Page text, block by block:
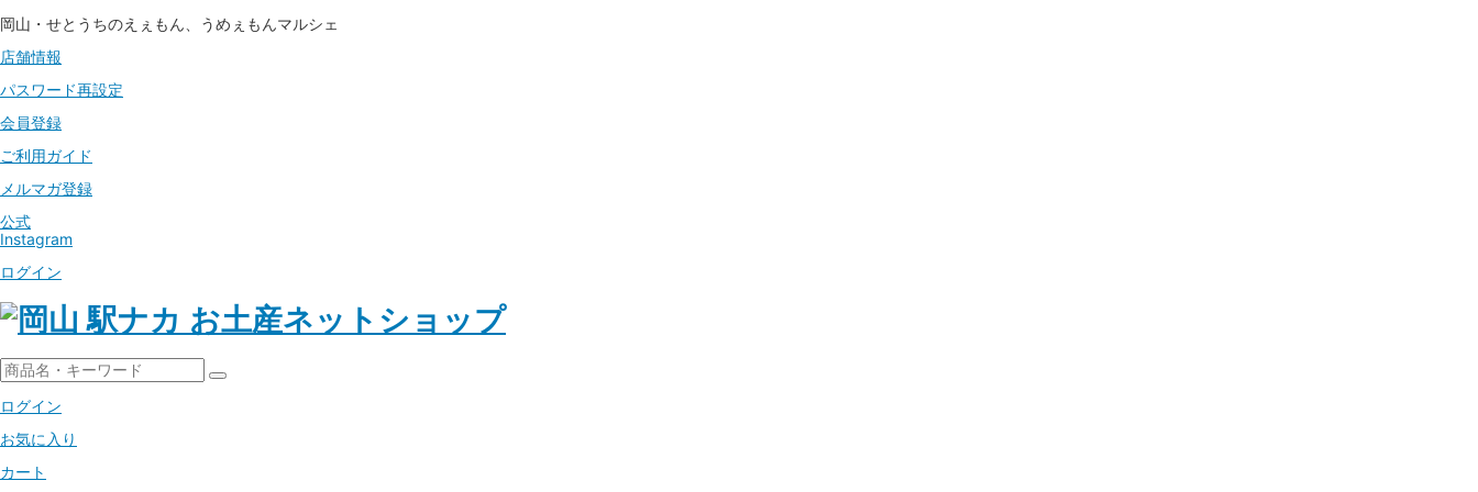
岡山・せとうちのえぇもん、うめぇもんマルシェ
店舗情報
パスワード再設定
会員登録
ご利用ガイド
メルマガ登録
公式
Instagram
ログイン
ログイン
お気に入り
カート